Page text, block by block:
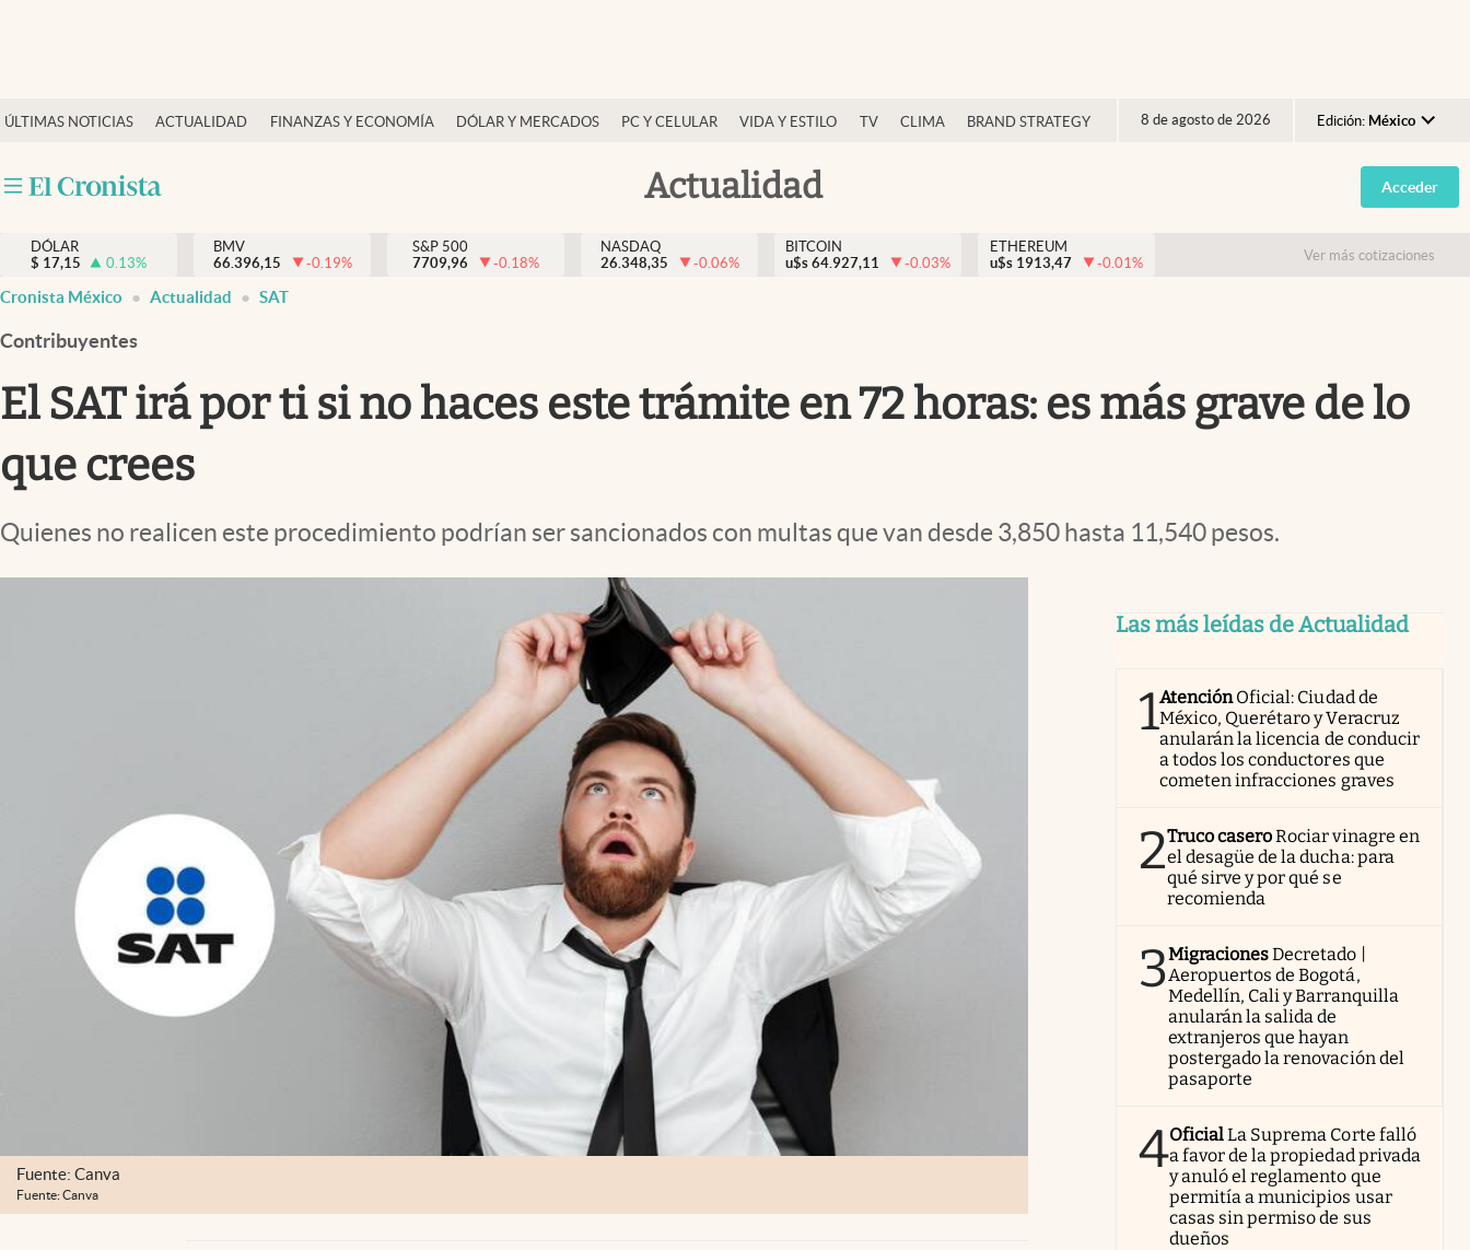
ÚLTIMAS NOTICIAS ACTUALIDAD FINANZAS Y ECONOMÍA DÓLAR Y MERCADOS PC Y CELULAR VIDA Y ESTILO TV CLIMA BRAND STRATEGY 8 de agosto de 2026 Edición: México
Argentina
España
USA
Actualidad
Actualidad
Internacionales
Opinión
Brand Strategy
Vida y estilo
Tv
Espiritualidad
Acceder
DÓLAR
$ 17,15 0.13%
BMV
66.396,15
-0.19%
S&P 500
7709,96
-0.18%
NASDAQ
26.348,35
-0.06%
BITCOIN
u$s 64.927,11 -0.03%
ETHEREUM
u$s 1913,47 -0.01% Ver más cotizaciones
Cronista México Actualidad SAT
Contribuyentes
El SAT irá por ti si no haces este trámite en 72 horas: es más grave de lo
que crees
Quienes no realicen este procedimiento podrían ser sancionados con multas que van desde 3,850 hasta 11,540 pesos.
Fuente: Canva
Fuente: Canva
Las más leídas de Actualidad
1AtenciónOficial: Ciudad de
México, Querétaro y Veracruz
anularán la licencia de conducir
a todos los conductores que
cometen infracciones graves
2Truco caseroRociar vinagre en
el desagüe de la ducha: para
qué sirve y por qué se
recomienda
3MigracionesDecretado |
Aeropuertos de Bogotá,
Medellín, Cali y Barranquilla
anularán la salida de
extranjeros que hayan
postergado la renovación del
pasaporte
4OficialLa Suprema Corte falló
a favor de la propiedad privada
y anuló el reglamento que
permitía a municipios usar
casas sin permiso de sus
dueños